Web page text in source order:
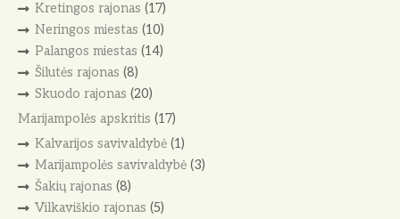
Kretingos rajonas (17)
Neringos miestas (10)
Palangos miestas (14)
Šilutės rajonas (8)
Skuodo rajonas (20)
Marijampolės apskritis (17)
Kalvarijos savivaldybė(1)
Marijampolės savivaldybė(3)
Šakių rajonas (8)
Vilkaviškio rajonas (5)